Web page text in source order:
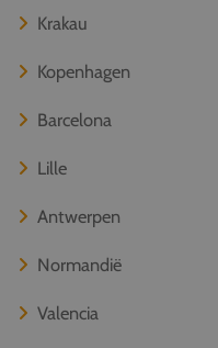
Krakau
Kopenhagen
Barcelona
Lille
Antwerpen
Normandië
Valencia